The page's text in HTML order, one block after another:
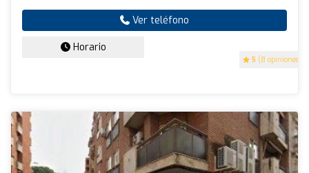
5 (8 opiniones)
Ver teléfono
Horario